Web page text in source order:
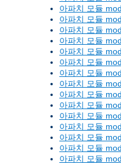
아파치 모듈
아파치 모듈
아파치 모듈
아파치 모듈
아파치 모듈
아파치 모듈
아파치 모듈
아파치 모듈
아파치 모듈
아파치 모듈
아파치 모듈
아파치 모듈
아파치 모듈
아파치 모듈
아파치 모듈